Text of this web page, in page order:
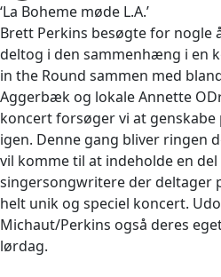
‘La Boheme møde L.A.’
Brett Perkins besøgte for nogle
deltog i den sammenhæng i en
in the Round sammen med
Aggerbæk og lokale Annette
koncert forsøger vi at genskabe
igen. Denne gang bliver ringen
vil komme til at indeholde en
singersongwritere der deltager
helt unik og speciel koncert.
Michaut/Perkins også deres
lørdag.